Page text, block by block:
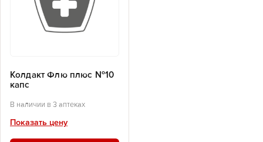
Колдакт Флю плюс №10
капс
В наличии в 3 аптеках
Показать цену